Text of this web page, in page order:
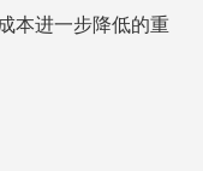
本进一步降低的重